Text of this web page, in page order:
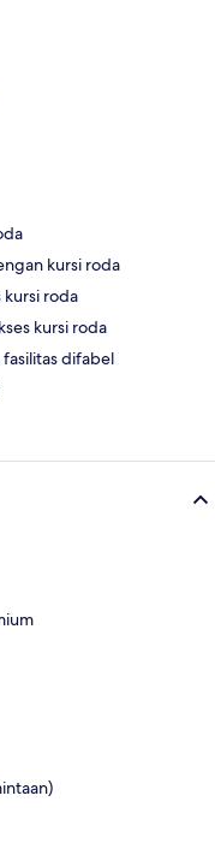
kursi roda
kursi roda
kursi roda
difabel